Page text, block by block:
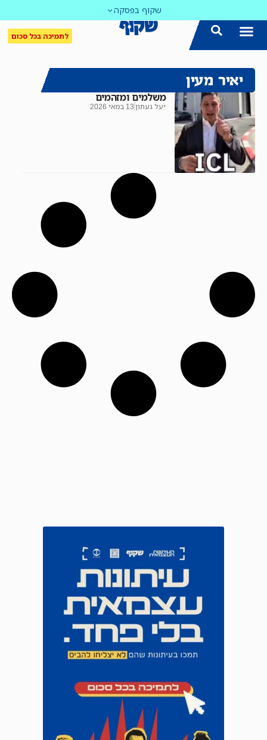
שקוף בפסקה
לתמיכה בכל סכום
יאיר מעין
משלמים ומזהמים
יעל געתון 13 במאי 2026